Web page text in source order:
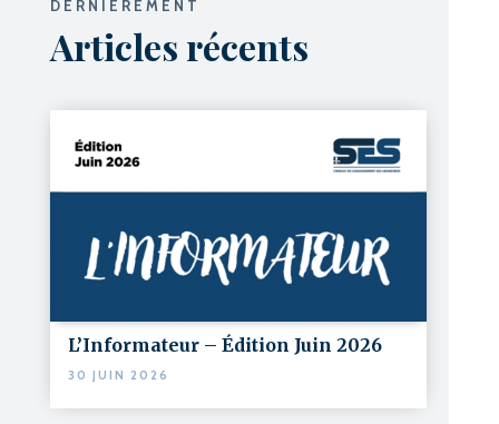
DERNIÈREMENT
Articles récents
L’Informateur – Édition Juin 2026
30 JUIN 2026